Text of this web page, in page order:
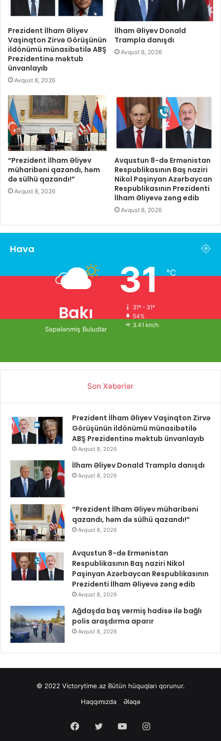
Prezident İlham Əliyev
Vaşinqton Zirvə Görüşünün
ildönümü münasibətilə ABŞ
Prezidentinə məktub
ünvanlayıb
Avqust 8, 2026
İlham Əliyev Donald
Trampla danışdı
Avqust 8, 2026
“Prezident İlham Əliyev
müharibəni qazandı, həm
də sülhü qazandı!”
Avqust 8, 2026
Avqustun 8-də Ermənistan
Respublikasının Baş naziri
Nikol Paşinyan Azərbaycan
Respublikasının Prezidenti
İlham Əliyevə zəng edib
Avqust 8, 2026
Hava
Bakı
Səpələnmiş Buludlar
31℃
31º - 31º
54%
3.41 km/h
Son Xəbərlər
Prezident İlham Əliyev Vaşinqton Zirvə
Görüşünün ildönümü münasibətilə
ABŞ Prezidentinə məktub ünvanlayıb
Avqust 8, 2026
İlham Əliyev Donald Trampla danışdı
Avqust 8, 2026
“Prezident İlham Əliyev müharibəni
qazandı, həm də sülhü qazandı!”
Avqust 8, 2026
Avqustun 8-də Ermənistan
Respublikasının Baş naziri Nikol
Paşinyan Azərbaycan Respublikasının
Prezidenti İlham Əliyevə zəng edib
Avqust 8, 2026
Ağdaşda baş vermiş hadisə ilə bağlı
polis araşdırma aparır
Avqust 8, 2026
© 2022 Victorytime.azBütün hüquqları qorunur.
Haqqımızda
Əlaqə
Facebook
Twitter YouTubeInstagram